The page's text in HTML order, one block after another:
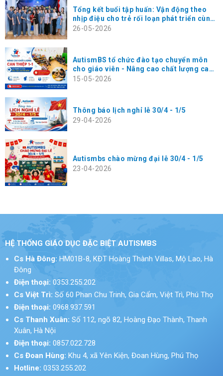
Tổng kết buổi tập huấn: Vận động theo
nhịp điệu cho trẻ rối loạn phát triển cùng
chuyên gia Masako Koga tại AutismBS
26-05-2026
AutismBS tổ chức đào tạo chuyển môn
cho giáo viên - Nâng cao chất lượng can
thiệp 1-1 cho trẻ
15-05-2026
Thông báo lịch nghỉ lễ 30/4 - 1/5
29-04-2026
Autismbs chào mừng đại lễ 30/4 - 1/5
23-04-2026
HỆ THỐNG GIÁO DỤC ĐẶC BIỆT AUTISMBS
Cs Hà Đông: HM01B-8, KĐT Hoàng Thành Villas, Mộ Lao, Hà
Đông
Điện thoại: 0353.255.202
Cs Việt Trì: Số 60 Phan Chu Trinh, Gia Cẩm, Việt Trì, Phú Thọ
Điện thoại: 0968.937.591
Cs Thanh Xuân: Số 112, ngõ 82, Hoàng Đạo Thành, Thanh
Xuân, Hà Nội
Điện thoại: 0857.022.728
Cs Đoan Hùng: Khu 4, xã Yên Kiện, Đoan Hùng, Phú Thọ
Hotline: 0353.255.202